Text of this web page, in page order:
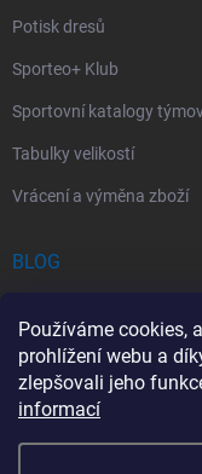
Používáme cookies,
prohlížení webu a
zlepšovali jeho
informací
Potisk dresů
Sporteo+ Klub
Sportovní katalogy
Tabulky velikostí
Vrácení a výměna zboží
BLOG
Povinný obsah
co si dát pozor
Sportovní lékárnička: